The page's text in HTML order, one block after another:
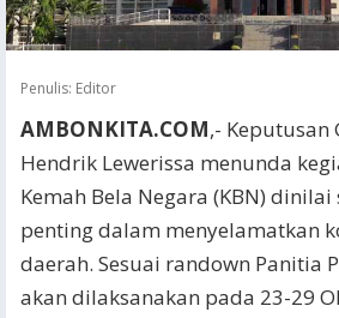
Penulis: Editor
AMBONKITA.COM,-
Hendrik Lewerissa menunda
Kemah Bela Negara (KBN)
penting dalam menyelamatkan
daerah. Sesuai randown Panitia
akan dilaksanakan pada 23-29